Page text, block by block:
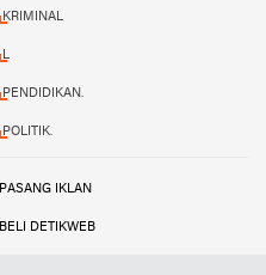
KRIMINAL
L
PENDIDIKAN.
POLITIK.
PASANG IKLAN
BELI DETIKWEB